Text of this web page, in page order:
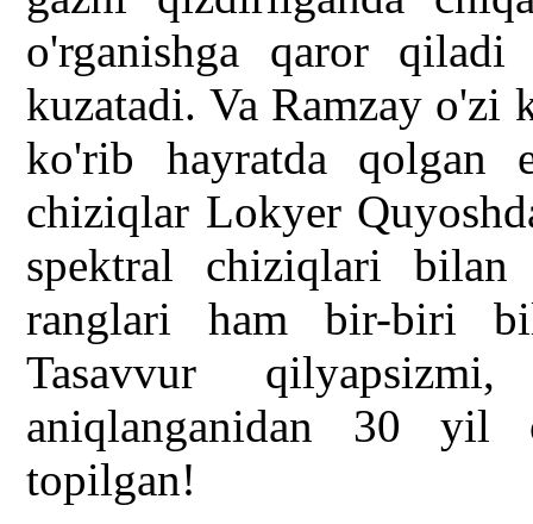
o'rganishga qaror
kuzatadi. Va Ramzay o'zi
ko'rib hayratda qolgan
chiziqlar Lokyer
spektral chiziqlari
ranglari ham bir-biri
Tasavvur
aniqlanganidan 30 yil
topilgan!